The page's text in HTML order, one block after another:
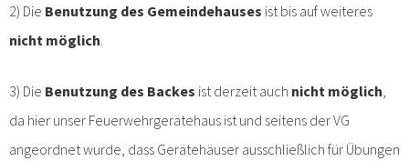
2) Die Benutzung des Gemeindehauses ist bis auf weiteres
nicht möglich
3) Die Benutzung des Backes ist derzeit auch nicht möglich
da hier unser Feuerwehrgerätehaus ist und seitens der VG
angeordnet wurde, dass Gerätehäuser ausschließlich für Übungen